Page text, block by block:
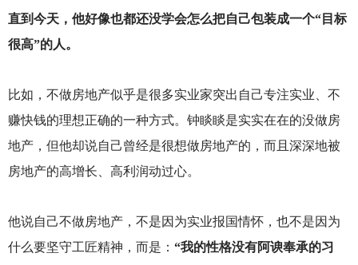
直到今天，他好像也都还没学会怎么把自己包装成一个“目标
很高”的人。
比如，不做房地产似乎是很多实业家突出自己专注实业、不
赚快钱的理想正确的一种方式。钟睒睒是实实在在的没做房
地产，但他却说自己曾经是很想做房地产的，而且深深地被
房地产的高增长、高利润动过心。
他说自己不做房地产，不是因为实业报国情怀，也不是因为
什么要坚守工匠精神，而是： “我的性格没有阿谀奉承的习